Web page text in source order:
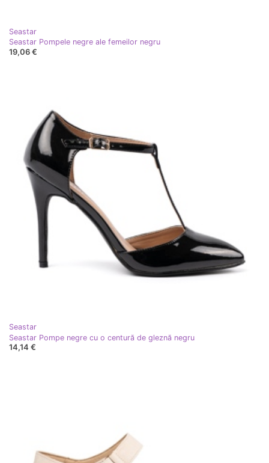
Seastar
Seastar Pompele negre ale femeilor negru
19,06 €
Seastar
Seastar Pompe negre cu o centură de gleznă negru
14,14 €